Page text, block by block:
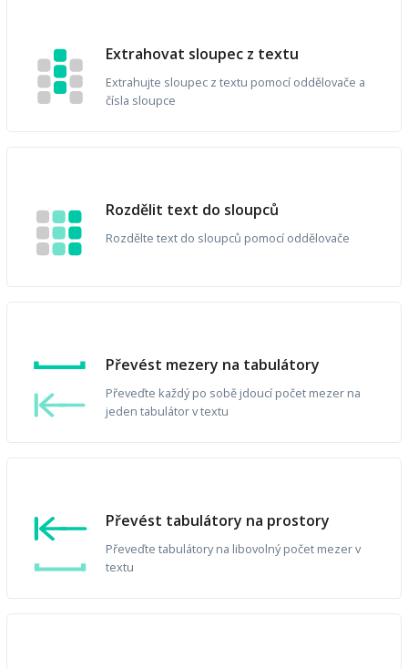
Extrahovat sloupec z textu
Extrahujte sloupec z textu pomocí oddělovače a
čísla sloupce
Rozdělit text do sloupců
Rozdělte text do sloupců pomocí oddělovače
Převést mezery na tabulátory
Převeďte každý po sobě jdoucí počet mezer na
jeden tabulátor v textu
Převést tabulátory na prostory
Převeďte tabulátory na libovolný počet mezer v
textu